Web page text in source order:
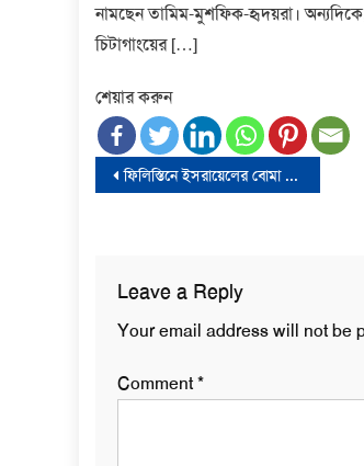
নামছেন তামিম-মুশফিক-হৃদয়রা।
চিটাগাংয়ের […]
শেয়ার করুন
Post
ফিলিস্তিনে ইসরায়েলের বোমা বর্ষণে নিহত ১০০
Leave a Reply
Your email address will not be
Comment*